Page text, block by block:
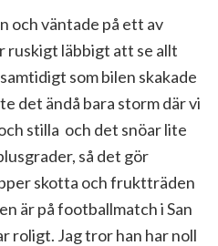
och väntade på ett av
ruskigt läbbigt att se allt
som bilen skakade
det ändå bara storm där vi
stilla och det snöar lite
så det gör
skotta och fruktträden
är på footballmatch i San
roligt. Jag tror han har noll